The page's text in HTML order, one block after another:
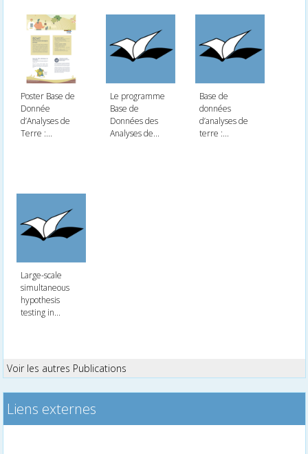
Poster Base de
Donnée
d’Analyses de
Terre :...
Le programme
Base de
Données des
Analyses de...
Base de
données
d’analyses de
terre :...
Large-scale
simultaneous
hypothesis
testing in...
Voir les autres Publications
Liens externes